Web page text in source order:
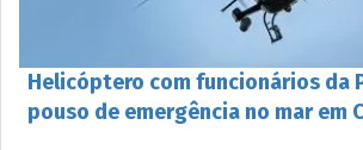
Helicóptero com funcionários da
pouso de emergência no mar em